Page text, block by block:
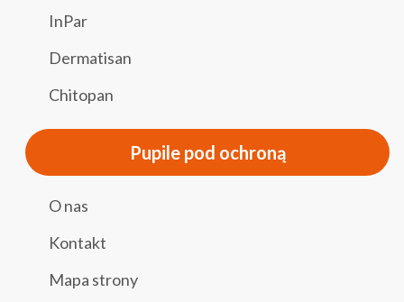
InPar
Dermatisan
Chitopan
Pupile pod ochroną
O nas
Kontakt
Mapa strony